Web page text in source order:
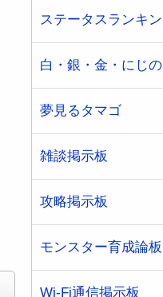
ステータスランキ
白・銀・金・にじ
夢見るタマゴ
雑談掲示板
攻略掲示板
モンスター育成論板
Wi-Fi通信掲示板